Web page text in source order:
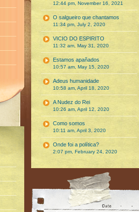
12:44 pm, November 16, 2021
O salgueiro que chantamos
11:34 pm, July 2, 2020
VICIO DO ESPIRITO
11:32 am, May 31, 2020
Estamos apañados
10:57 am, May 15, 2020
Adeus humanidade
10:58 am, April 18, 2020
A Nudez do Rei
10:26 am, April 12, 2020
Como somos
10:11 am, April 3, 2020
Onde foi a política?
2:07 pm, February 24, 2020